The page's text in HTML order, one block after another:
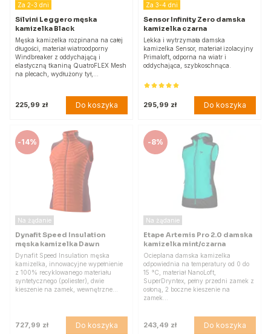
Za 2-3 dni
Silvini Leggero męska
kamizelka Black
Męska kamizelka rozpinana na całej
długości, materiał wiatroodporny
Windbreaker z oddychającą i
elastyczną tkaniną QuatroFLEX Mesh
na plecach, wydłużony tył,…
225,99 zł Do koszyka
Za 3-4 dni
Sensor Infinity Zero damska
kamizelka czarna
Lekka i wytrzymała damska
kamizelka Sensor, materiał izolacyjny
Primaloft, odporna na wiatr i
oddychająca, szybkoschnąca.
295,99 zł Do koszyka
-14%
Na żądanie
Dynafit Speed Insulation
męska kamizelka Dawn
Dynafit Speed Insulation męska
kamizelka, innowacyjne wypełnienie
z 100% recyklowanego materiału
syntetycznego (poliester), dwie
kieszenie na zamek, wewnętrzne…
727,99 zł Do koszyka
-8%
Na żądanie
Etape Artemis Pro 2.0 damska
kamizelka mint/czarna
Ocieplana damska kamizelka
odpowiednia na temperatury od 0 do
15 °C, materiał NanoLoft,
SuperDryntex, pełny przedni zamek z
osłoną, 2 boczne kieszenie na
zamek…
243,49 zł Do koszyka